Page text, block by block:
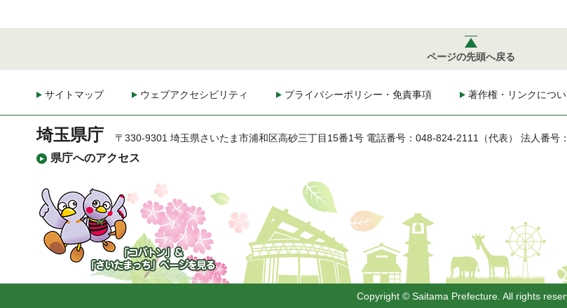
ページの先頭へ戻る
サイトマップ ウェブアクセシビリティ プライバシーポリシー・免責事項 著作権・リンクにつ
埼玉県庁
県庁へのアクセス
〒330-9301 埼玉県さいたま市浦和区高砂三丁目15番1号 電話番号：048-824-2111（代表） 法人番号
「コバトン」&「さいた
まっち」
Copyright © Saitama Prefecture. All rights